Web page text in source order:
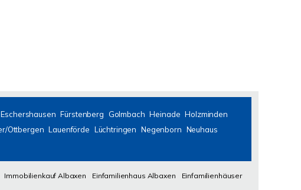
Eschershausen Fürstenberg Golmbach Heinade Holzminden
Ottbergen Lauenförde Lüchtringen Negenborn Neuhaus
Immobilienkauf Albaxen Einfamilienhaus Albaxen
Einfamilienhäuser